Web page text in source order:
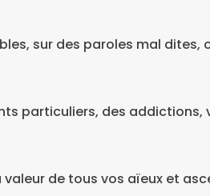
sur des paroles mal
particuliers, des addictions,
de tous vos aïeux et